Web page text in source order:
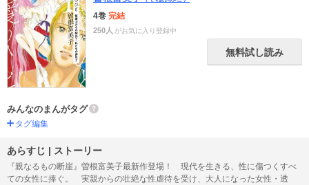
4巻 完結
250人 がお気に入り登録中
無料試し読み
みんなのまんがタグ
タグ編集
あらすじ | ストーリー
『親なるもの断崖』曽根富美子最新作登場！ 現代を生きる、性に傷つくすべ
ての女性に捧ぐ。 実親からの壮絶な性虐待を受け、大人になった女性・透